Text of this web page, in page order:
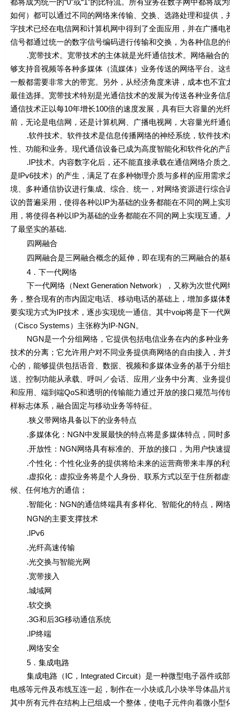
都将成为统一的“0”或“1”的比特流。所有业务在数字网中都将
如何）都可以通过不同的网络来传输、交换、选路处理和提供
字技术已经在电信网和计算机网中得到了全面应用，并在广播
信号都通过统一的数字信号编码进行传输和交换，为各种信息
.宽带技术。宽带技术的主体就是光纤通信技术。网络融合的
够支持音视频等各种多媒体（流媒体）业务传送的网络平台。
一般都需要非常大的带宽。另外，从经济角度来讲，成本也不
最佳选择。宽带技术特别是光通信技术的发展为传送各种业务
通信技术正以每10年增长100倍的速度发展，具有巨大容量的光
前，无论是电信网，还是计算机网、广播电视网，大容量光纤通
.软件技术。软件技术是信息传播网络的神经系统，软件技术
性、功能和业务。现代通信设备已成为高度智能化和软件化的
.IP技术。内容数字化后，还不能直接承载在通信网络介质之
是IPv6技术）的产生，满足了在多种物理介质与多样的应用需
境、多种通信协议进行集成、综合、统一，对网络资源进行综
议的普遍采用，使得各种以IP为基础的业务都能在不同的网上
用，将使得各种以IP为基础的业务都能在不同的网上实现互通
了最坚实的基础.
四网融合
四网融合是三网融合概念的延伸，即在现有的三网融合的基
4．下一代网络
下一代网络（Next Generation Network），又称为次世代网
务，整合现有的市内固定电话、移动电话的基础上，增加多媒
要实现方式为IP技术，逐步实现统一通信。其中voip将是下一
（Cisco Systems）主张称为IP-NGN。
NGN是一个分组网络，它提供包括电信业务在内的多种业务
技术的分离；它允许用户对不同业务提供商网络的自由接入，
心的，能够提供包括语音、数据、视频和多媒体业务的基于分
送、控制功能从承载、呼叫／会话、应用／业务中分离、业务
和应用、端到端QoS和透明的传输能力通过开放的接口规范与
样标志体系，融合固定与移动业务等特征。
.狭义带网络具备以下的业务特点
.多媒体化：NGN中发展最快的特点将是多媒体特点，同时
.开放性：NGN网络具有标准的、开放的接口，为用户快速
.个性化：个性化业务的提供将给未来的运营商带来丰厚的利
.虚拟化：虚拟业务将是个人身份、联系方式以至于住所都虚
候、任何地方的通信；
.智能化：NGN的通信终端具有多样化、智能化的特点，网
NGN的主要支撑技术
.IPv6
.光纤高速传输
.光交换与智能光网
.宽带接入
.城域网
.软交换
.3G和后3G移动通信系统
.IP终端
.网络安全
5．集成电路
集成电路（IC，Integrated Circuit）是一种微型电子器件或
电感等元件及布线互连一起，制作在一小块或几小块半导体晶
其中所有元件在结构上已组成一个整体，使电子元件向着微小